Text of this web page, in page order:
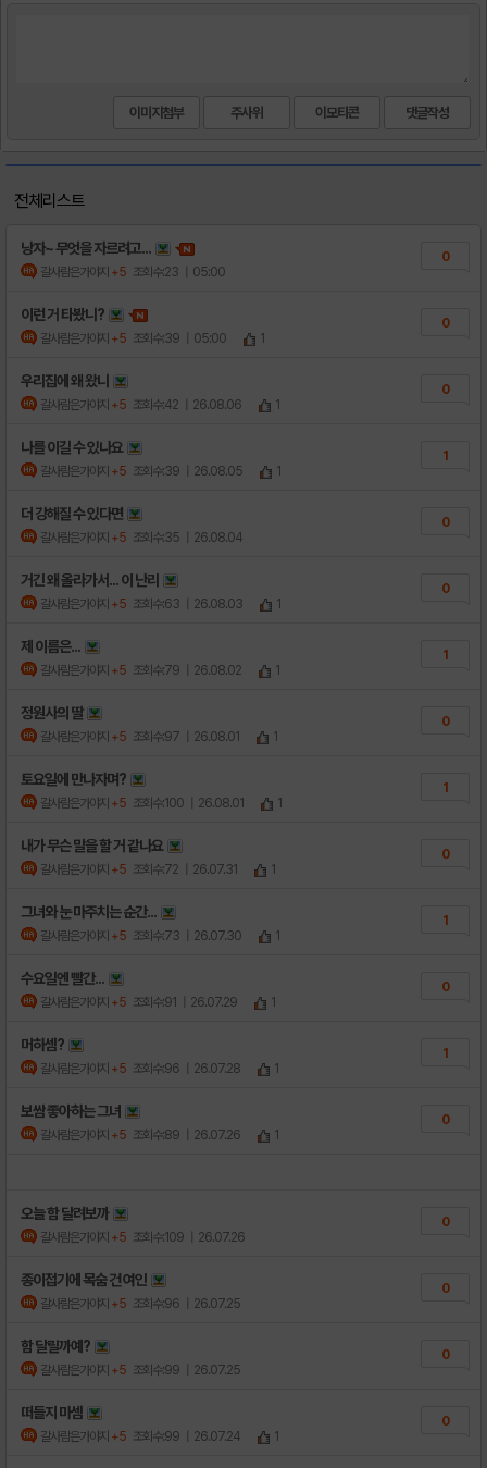
이미지첨부 주사위 이모티콘
전체리스트
낭자~ 무엇을 자르려고...
갈사람은가야지 +5 조회수:23 | 05:00
0
이런 거 타봤니?
갈사람은가야지 +5 조회수:39 | 05:00 1
0
우리집에 왜 왔니
갈사람은가야지 +5 조회수:42 | 26.08.06 1
0
나를 이길 수 있나요
갈사람은가야지 +5 조회수:39 | 26.08.05 1
1
더 강해질 수 있다면
갈사람은가야지 +5 조회수:35 | 26.08.04
0
거긴 왜 올라가서... 이 난리
갈사람은가야지 +5 조회수:63 | 26.08.03 1
0
제 이름은...
갈사람은가야지 +5 조회수:79 | 26.08.02 1
1
정원사의 딸
갈사람은가야지 +5 조회수:97 | 26.08.01 1
0
토요일에 만나자며?
갈사람은가야지 +5 조회수:100 | 26.08.01 1
1
내가 무슨 말을 할 거 같나요
갈사람은가야지 +5 조회수:72 | 26.07.31 1
0
그녀와 눈 마주치는 순간...
갈사람은가야지 +5 조회수:73 | 26.07.30 1
1
수요일엔 빨간...
갈사람은가야지 +5 조회수:91 | 26.07.29 1
0
머하셈?
갈사람은가야지 +5 조회수:96 | 26.07.28 1
1
보쌈 좋아하는 그녀
갈사람은가야지 +5 조회수:89 | 26.07.26 1
0
오늘 함 달려보까
갈사람은가야지 +5 조회수:109 | 26.07.26
0
종이접기에 목숨 건 여인
갈사람은가야지 +5 조회수:96 | 26.07.25
0
함 달릴까예?
갈사람은가야지 +5 조회수:99 | 26.07.25
0
떠들지 마셈
갈사람은가야지 +5 조회수:99 | 26.07.24 1
0